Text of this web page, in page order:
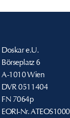
Doskar e.U.
Börseplatz 6
A-1010 Wien
DVR0511404
FN 7064p
EORI-Nr.